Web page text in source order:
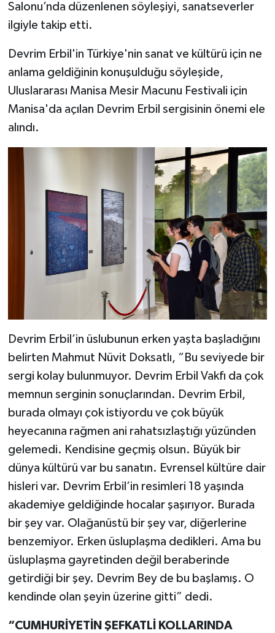
Salonu’nda düzenlenen söyleşiyi, sanatseverler
ilgiyle takip etti.
Devrim Erbil'in Türkiye'nin sanat ve kültürü için ne
anlama geldiğinin konuşulduğu söyleşide,
Uluslararası Manisa Mesir Macunu Festivali için
Manisa'da açılan Devrim Erbil sergisinin önemi ele
alındı.
Devrim Erbil’in üslubunun erken yaşta başladığını
belirten Mahmut Nüvit Doksatlı, “Bu seviyede bir
sergi kolay bulunmuyor. Devrim Erbil Vakfı da çok
memnun serginin sonuçlarından. Devrim Erbil,
burada olmayı çok istiyordu ve çok büyük
heyecanına rağmen ani rahatsızlaştığı yüzünden
gelemedi. Kendisine geçmiş olsun. Büyük bir
dünya kültürü var bu sanatın. Evrensel kültüre dair
hisleri var. Devrim Erbil’in resimleri 18 yaşında
akademiye geldiğinde hocalar şaşırıyor. Burada
bir şey var. Olağanüstü bir şey var, diğerlerine
benzemiyor. Erken üsluplaşma dedikleri. Ama bu
üsluplaşma gayretinden değil beraberinde
getirdiği bir şey. Devrim Bey de bu başlamış. O
kendinde olan şeyin üzerine gitti” dedi.
“CUMHURİYETİN ŞEFKATLİ KOLLARINDA